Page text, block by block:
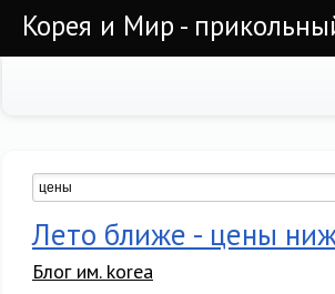
Корея и Мир -
Лето ближе - цены
Блог им. korea